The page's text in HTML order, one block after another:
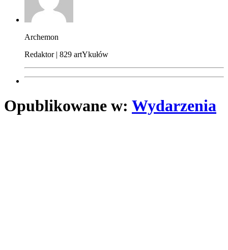
Archemon
Redaktor | 829 artYkułów
Opublikowane w: Wydarzenia